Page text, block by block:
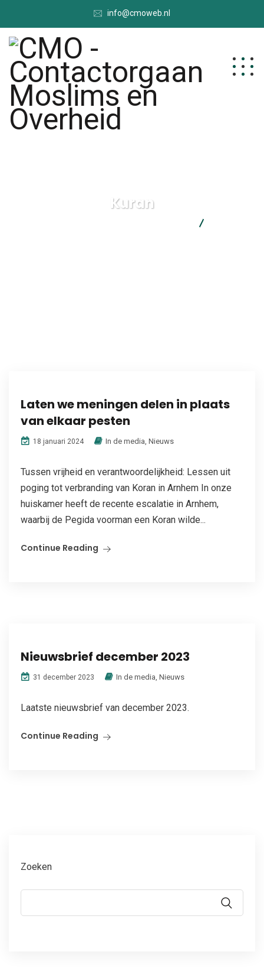
info@cmoweb.nl
Kuran
Laten we meningen delen in plaats
van elkaar pesten
18 januari 2024 In de media Nieuws
Tussen vrijheid en verantwoordelijkheid: Lessen uit
poging tot verbranding van Koran in Arnhem In onze
huiskamer heeft de recente escalatie in Arnhem,
waarbij de Pegida voorman een Koran wilde...
Continue Reading
Nieuwsbrief december 2023
31 december 2023 In de media Nieuws
Laatste nieuwsbrief van december 2023.
Continue Reading
Zoeken